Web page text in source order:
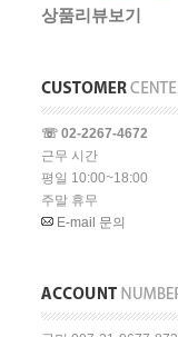
상품리뷰보기
☏ 02-2267-4672
근무 시간
평일 10:00~18:00
주말 휴무
E-mail 문의